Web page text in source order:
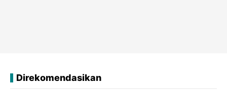
Direkomendasikan